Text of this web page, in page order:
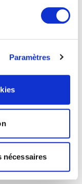
Paramètres
nécessaires